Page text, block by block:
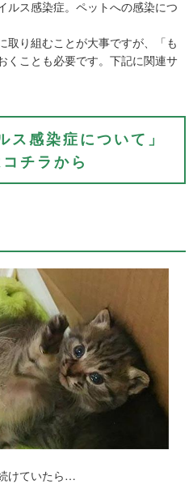
ルス感染症。ペットへの感染につ
取り組むことが大事ですが、「も
くことも必要です。下記に関連サ
ス感染症について」
チラから
けていたら…